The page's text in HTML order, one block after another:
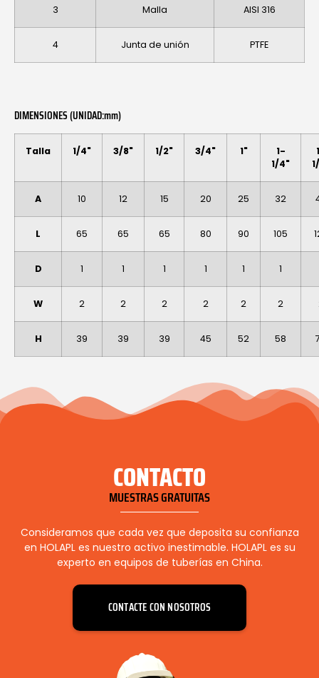
3 Malla AISI 316
4 Junta de unión PTFE
DIMENSIONES (UNIDAD:mm)
Talla 1/4" 3/8" 1/2" 3/4" 1"
1-
1/4"
A 10 12 15 20 25 32
L 65 65 65 80 90 105
D 1 1 1 1 1 1
W 2 2 2 2 2 2
H 39 39 39 45 52 58
CONTACTO
MUESTRAS GRATUITAS
Consideramos que cada vez que deposita su confianza
en HOLAPL es nuestro activo inestimable. HOLAPL es su
experto en equipos de tuberías en China.
CONTACTE CON NOSOTROS